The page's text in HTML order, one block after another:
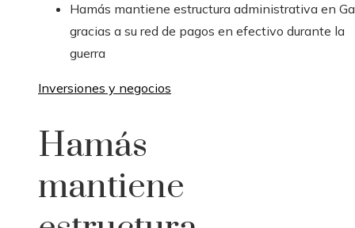
Hamás mantiene estructura administrativa en
gracias a su red de pagos en efectivo durante la
guerra
Inversiones y negocios
Hamás
mantiene